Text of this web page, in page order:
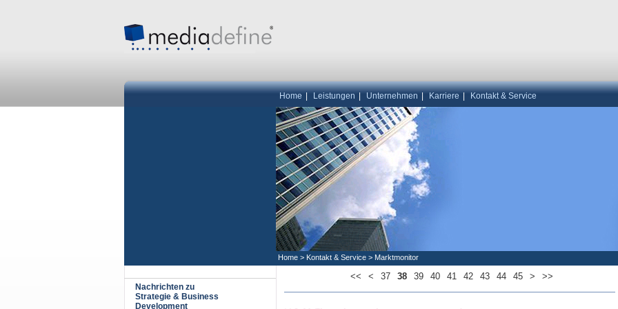
Home Leistungen Unternehmen Karriere Kontakt & Service
Home > Kontakt & Service > Marktmonitor
Nachrichten zu
Strategie & Business
Development
<< < 37 38 39 40 41 42 43 44 45 > >>